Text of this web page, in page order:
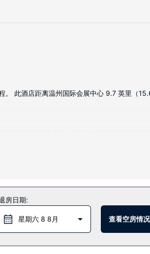
此酒店距离温州国际会展中心 9.7 英里（
。
妨去酒吧/酒廊轻松一下。每天 07:00 至 10:00
房日期:
星期六 8 8月 查看空房情况